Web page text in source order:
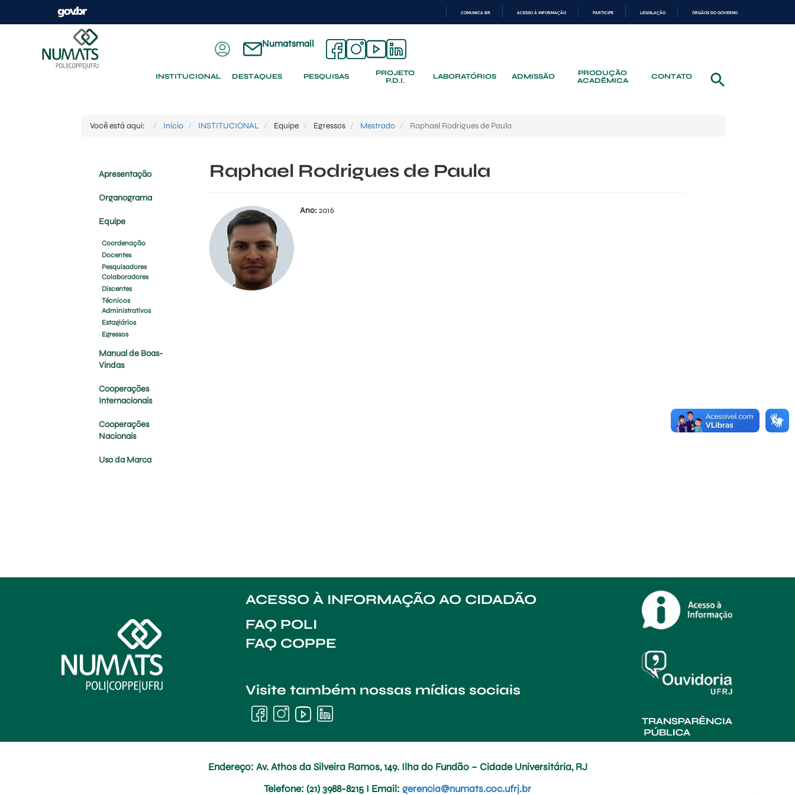
CONTEÚDO
COMUNICA BR ACESSO À INFORMAÇÃO PARTICIPE LEGISLAÇÃO ÓRGÃOS DO GOVERNO
Numatsmail
INSTITUCIONAL DESTAQUES PESQUISAS
PROJETO
P.D.I.
LABORATÓRIOS ADMISSÃO
PRODUÇÃO
ACADÊMICA
CONTATO
Você está aqui: Início INSTITUCIONAL Equipe Egressos Mestrado Raphael Rodrigues de Paula
Apresentação
Organograma
Equipe
Coordenação
Docentes
Pesquisadores
Colaboradores
Discentes
Técnicos
Administrativos
Estagiários
Egressos
Manual de Boas-
Vindas
Cooperações
Internacionais
Cooperações
Nacionais
Uso da Marca
Raphael Rodrigues de Paula
Ano: 2016
ACESSO À INFORMAÇÃO AO CIDADÃO
FAQ POLI
FAQ COPPE
Visite também nossas mídias sociais
Endereço: Av. Athos da Silveira Ramos, 149. Ilha do Fundão – Cidade Universitária, RJ
Telefone: (21) 3988-8215 I Email: gerencia@numats.coc.ufrj.br